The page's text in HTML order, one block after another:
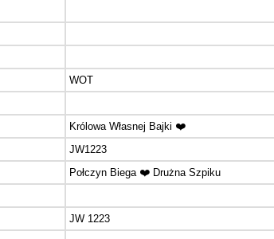
WOT
Królowa Własnej Bajki ❤️
JW1223
Połczyn Biega ❤️ Drużna Szpiku
JW 1223